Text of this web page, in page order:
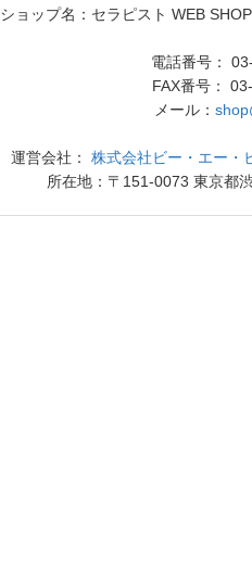
ショップ名：セラピスト WEB
電話番号：
FAX番号：
メール：
運営会社： 株式会社ビー・エー・
所在地：〒151-0073 東京都